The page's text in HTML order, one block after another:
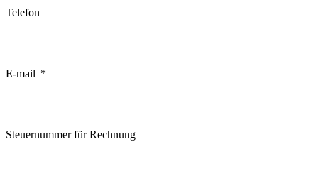
Telefon
E-mail
Steuernummer für Rechnung